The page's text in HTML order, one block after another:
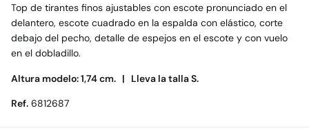
Top de tirantes finos ajustables con escote pronunciado en el
delantero, escote cuadrado en la espalda con elástico, corte
debajo del pecho, detalle de espejos en el escote y con vuelo
en el dobladillo.
Altura modelo: 1,74 cm. | Lleva la talla S.
Ref. 6812687